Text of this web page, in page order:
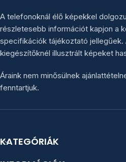
A telefonoknál élő képekkel
részletesebb információt kapjon a
specifikációk tájékoztató jellegűek.
kiegészítőknél illusztrált képeket
Áraink nem minősülnek
fenntartjuk.
KATEGÓRIÁK